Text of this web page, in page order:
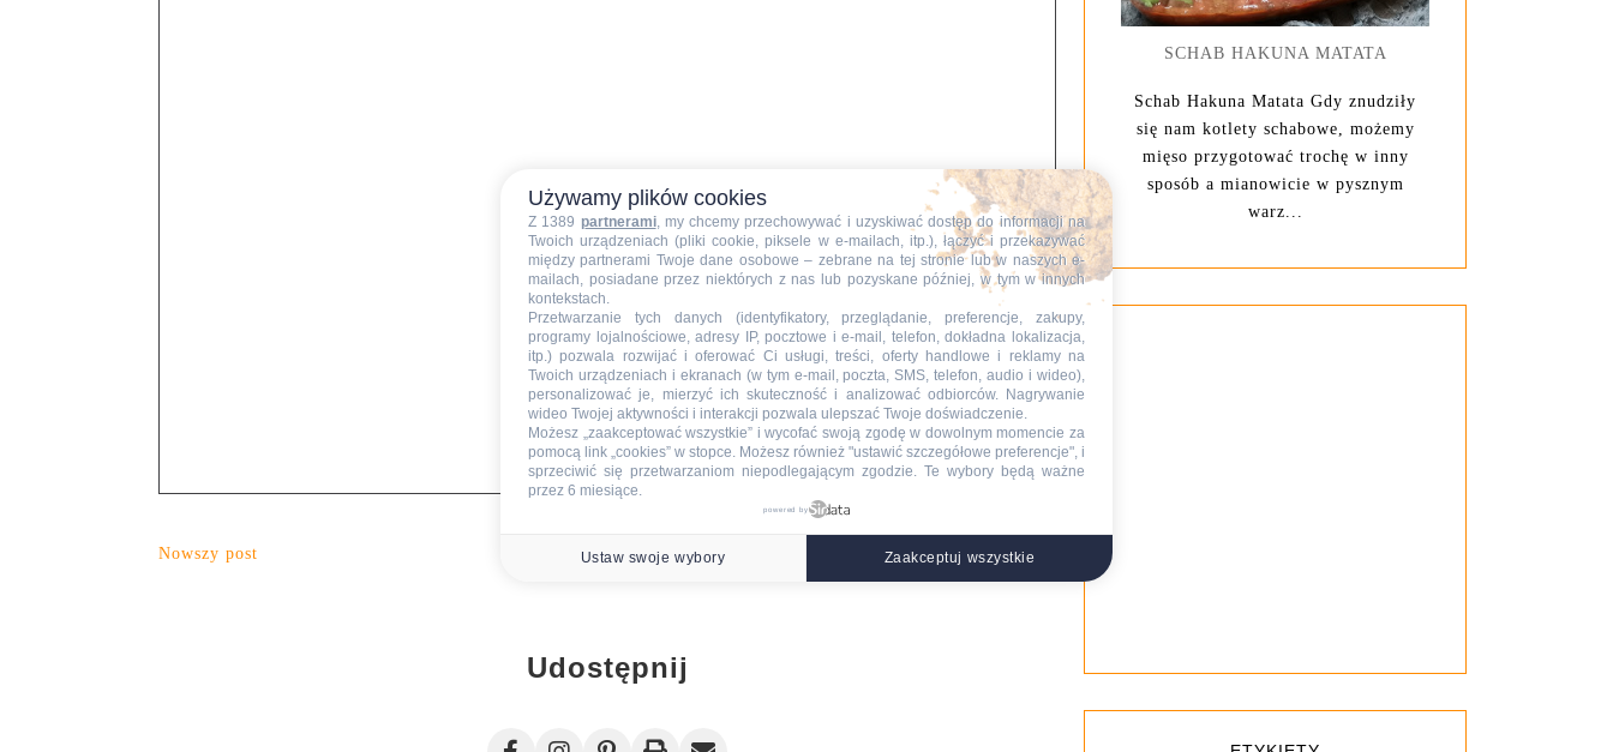
Nowszy post Starszy post
Strona główna
Udostępnij
SCHAB HAKUNA MATATA
Schab Hakuna Matata Gdy znudziły
się nam kotlety schabowe, możemy
mięso przygotować trochę w inny
sposób a mianowicie w pysznym
warz...
Używamy plików cookies
Z 1389 partnerami, my chcemy przechowywać i uzyskiwać dostęp do informacji na
Twoich urządzeniach (pliki cookie, piksele w e-mailach, itp.), łączyć i przekazywać
między partnerami Twoje dane osobowe – zebrane na tej stronie lub w naszych e-
mailach, posiadane przez niektórych z nas lub pozyskane później, w tym w innych
kontekstach.
Przetwarzanie tych danych (identyfikatory, przeglądanie, preferencje, zakupy,
programy lojalnościowe, adresy IP, pocztowe i e-mail, telefon, dokładna lokalizacja,
itp.) pozwala rozwijać i oferować Ci usługi, treści, oferty handlowe i reklamy na
Twoich urządzeniach i ekranach (w tym e-mail, poczta, SMS, telefon, audio i wideo),
personalizować je, mierzyć ich skuteczność i analizować odbiorców. Nagrywanie
wideo Twojej aktywności i interakcji pozwala ulepszać Twoje doświadczenie.
Możesz „zaakceptować wszystkie” i wycofać swoją zgodę w dowolnym momencie za
pomocą link „cookies” w stopce. Możesz również "ustawić szczegółowe preferencje", i
sprzeciwić się przetwarzaniom niepodlegającym zgodzie. Te wybory będą ważne
przez 6 miesiące.
powered by
Ustaw swoje wybory Zaakceptuj wszystkie